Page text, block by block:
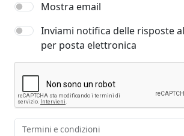
Mostra email
Inviami notifica delle risposte
per posta elettronica
Termini e condizioni